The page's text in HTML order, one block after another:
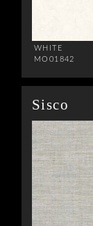
WHITE
MO01842
Sisco